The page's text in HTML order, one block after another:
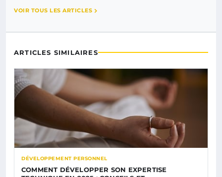
VOIR TOUS LES ARTICLES
ARTICLES SIMILAIRES
DÉVELOPPEMENT PERSONNEL
COMMENT DÉVELOPPER SON EXPERTISE